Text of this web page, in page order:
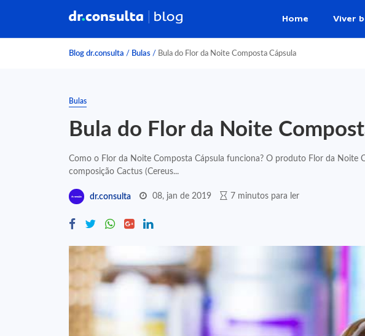
Home Viver
Blog dr.consulta / Bulas / Bula do Flor da Noite Composta Cápsula
Bulas
Bula do Flor da Noite
Como o Flor da Noite Composta Cápsula funciona? O produto Flor da Noite
composição Cactus (Cereus...
dr.consulta 08, jan de 2019 7 minutos para ler